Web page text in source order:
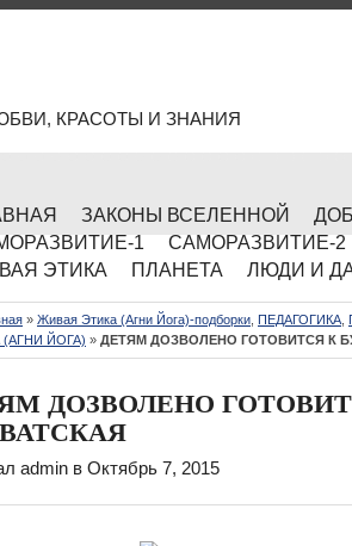
КРАСОТЫ И ЗНАНИЯ
ЗАКОНЫ ВСЕЛЕННОЙ
1
САМОРАЗВИТИЕ-2
ЭТИКА
ПЛАНЕТА ЛЮДИ И
» Живая Этика (Агни Йога)-подборки ПЕДАГОГИКА
(АГНИ ЙОГА) » ДЕТЯМ ДОЗВОЛЕНО ГОТОВИТСЯ К
ДОЗВОЛЕНО
admin в Октябрь 7, 2015